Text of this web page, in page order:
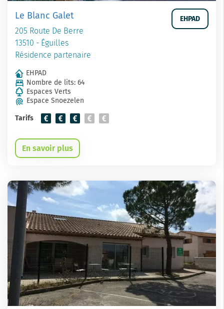
Le Blanc Galet
205 Route De Berre
13510 - Éguilles
Résidence partenaire
EHPAD
EHPAD
Nombre de lits: 64
Espaces Verts
Espace Snoezelen
Tarifs
En savoir plus